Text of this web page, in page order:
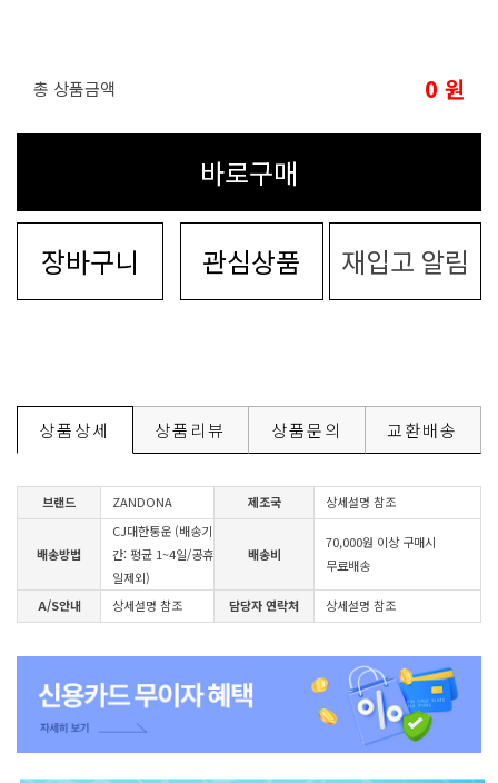
총 상품금액 0 원
바로구매
장바구니 관심상품 재입고 알림
상품상세 상품리뷰 상품문의 교환배송
브랜드 ZANDONA 제조국 상세설명 참조
배송방법
CJ대한통운 (배송기
간: 평균 1~4일/공휴
일제외)
배송비
70,000원 이상 구매시
무료배송
A/S안내 상세설명 참조 담당자 연락처 상세설명 참조